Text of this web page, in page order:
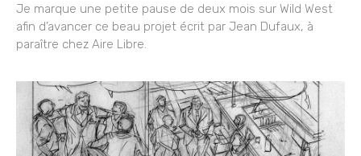
Je marque une petite pause de deux mois sur Wild West
afin d’avancer ce beau projet écrit par Jean Dufaux, à
paraître chez Aire Libre.